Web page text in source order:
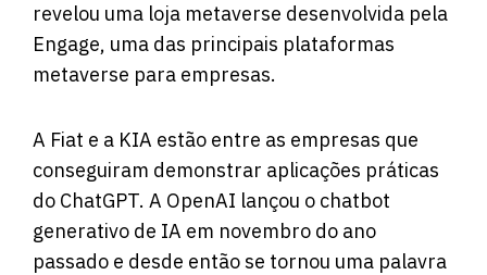
revelou uma loja metaverse desenvolvida pela
Engage, uma das principais plataformas
metaverse para empresas.
A Fiat e a KIA estão entre as empresas que
conseguiram demonstrar aplicações práticas
do ChatGPT. A OpenAI lançou o chatbot
generativo de IA em novembro do ano
passado e desde então se tornou uma palavra